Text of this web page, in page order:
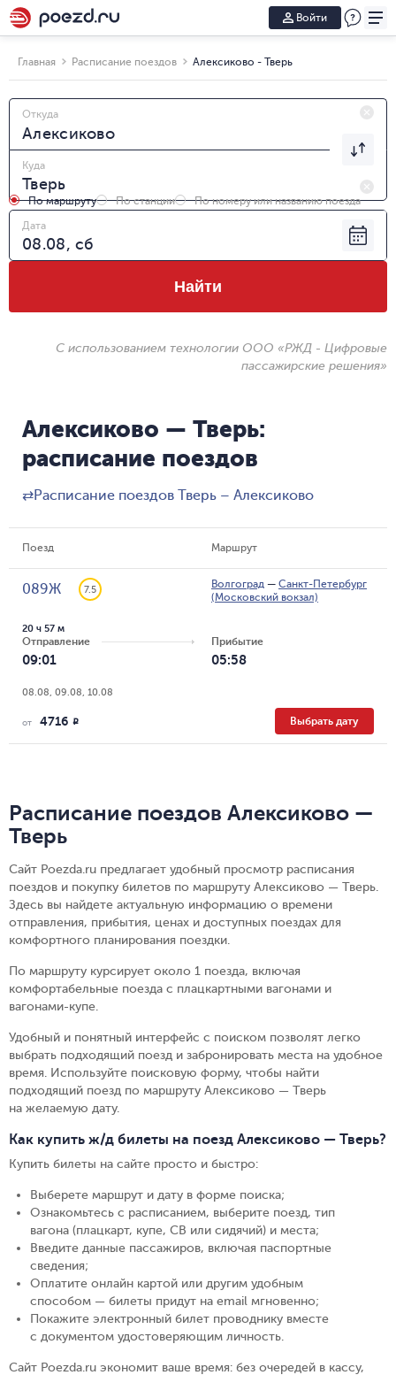
Войти
Главная Расписание поездов Алексиково - Тверь
Откуда
Куда
По маршруту По станции
По номеру или названию поезда
Дата
Найти
С использованием технологии ООО «РЖД - Цифровые
пассажирские решения»
Алексиково — Тверь:
расписание поездов
⇄Расписание поездов Тверь – Алексиково
Поезд Маршрут
089Ж 7.5 Волгоград — Санкт-Петербург
(Московский вокзал)
Отправление
09:01
20 ч 57 м
Прибытие
05:58
08.08, 09.08, 10.08
от 4716 R Выбрать дату
Расписание поездов Алексиково —
Тверь
Сайт Poezda.ru предлагает удобный просмотр расписания
поездов и покупку билетов по маршруту Алексиково — Тверь.
Здесь вы найдете актуальную информацию о времени
отправления, прибытия, ценах и доступных поездах для
комфортного планирования поездки.
По маршруту курсирует около 1 поезда, включая
комфортабельные поезда с плацкартными вагонами и
вагонами-купе.
Удобный и понятный интерфейс с поиском позволят легко
выбрать подходящий поезд и забронировать места на удобное
время. Используйте поисковую форму, чтобы найти
подходящий поезд по маршруту Алексиково — Тверь
на желаемую дату.
Как купить ж/д билеты на поезд Алексиково — Тверь?
Купить билеты на сайте просто и быстро:
Выберете маршрут и дату в форме поиска;
Ознакомьтесь с расписанием, выберите поезд, тип
вагона (плацкарт, купе, СВ или сидячий) и места;
Введите данные пассажиров, включая паспортные
сведения;
Оплатите онлайн картой или другим удобным
способом — билеты придут на email мгновенно;
Покажите электронный билет проводнику вместе
с документом удостоверяющим личность.
Сайт Poezda.ru экономит ваше время: без очередей в кассу,